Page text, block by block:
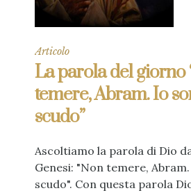
Articolo
La parola del giorno
temere, Abram. Io
scudo”
Ascoltiamo la parola di Dio
Genesi: "Non temere,
scudo". Con questa parola